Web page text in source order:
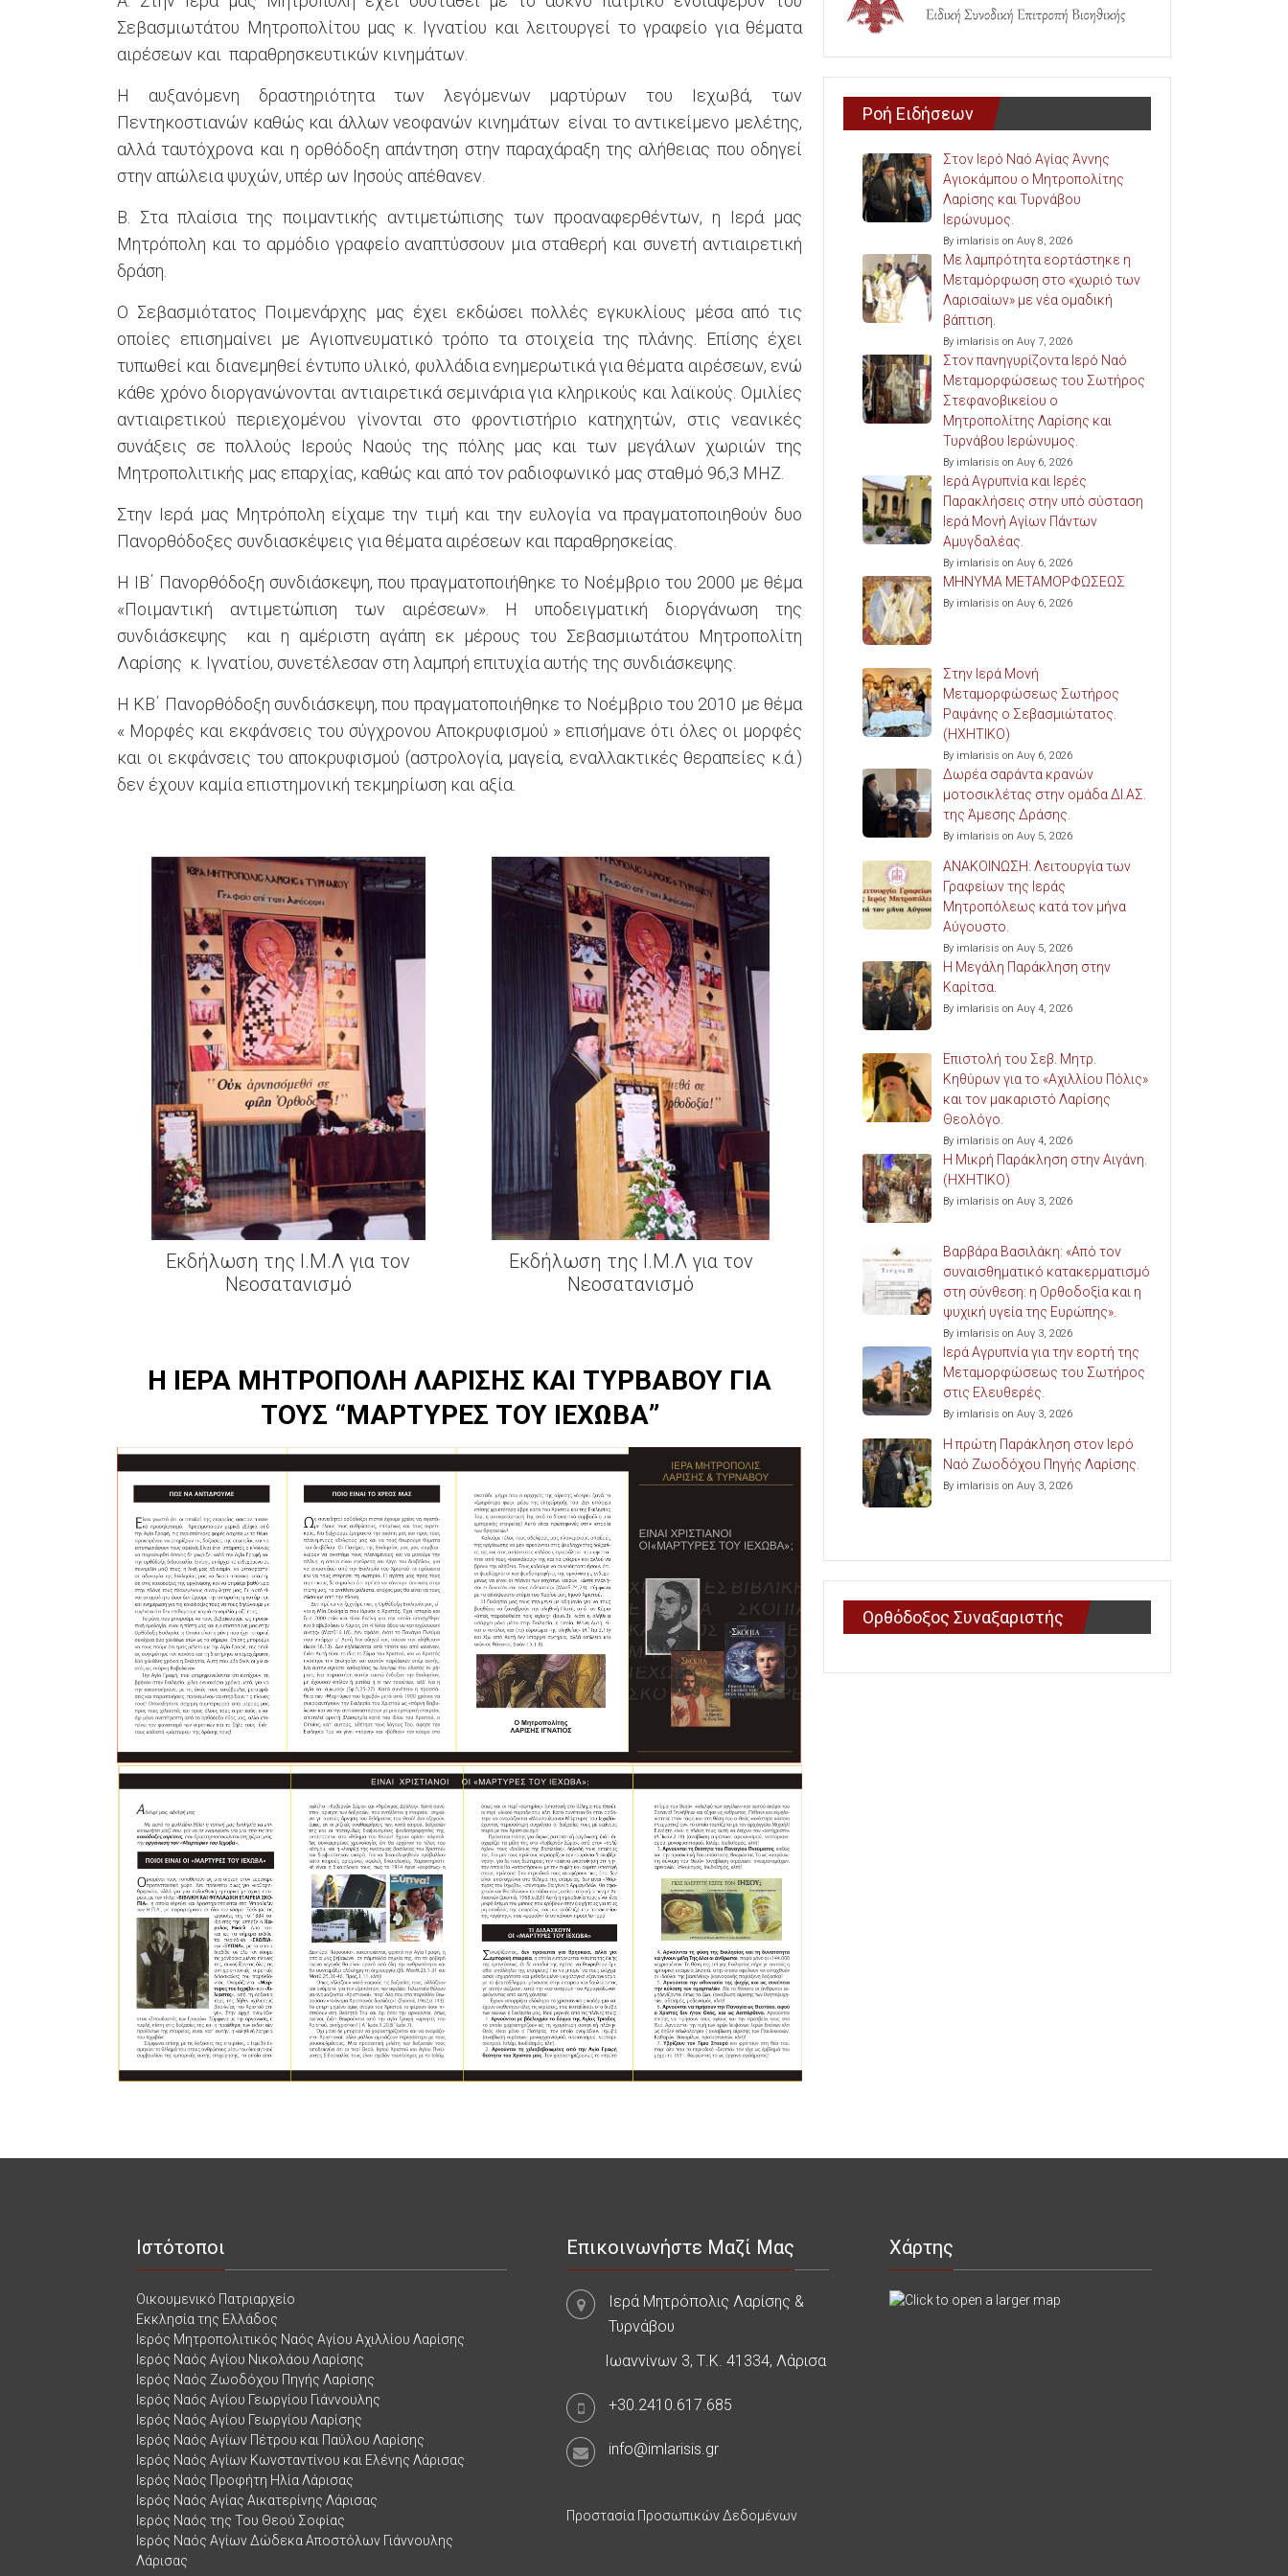
Σεβασμιωτάτου Μητροπολίτου μας κ. Ιγνατίου και λειτουργεί το γραφείο για θέματα
αιρέσεων και παραθρησκευτικών κινημάτων.
Η αυξανόμενη δραστηριότητα των λεγόμενων μαρτύρων του Ιεχωβά, των
Πεντηκοστιανών καθώς και άλλων νεοφανών κινημάτων είναι το αντικείμενο μελέτης,
αλλά ταυτόχρονα και η ορθόδοξη απάντηση στην παραχάραξη της αλήθειας που οδηγεί
στην απώλεια ψυχών, υπέρ ων Ιησούς απέθανεν.
Β. Στα πλαίσια της ποιμαντικής αντιμετώπισης των προαναφερθέντων, η Ιερά μας
Μητρόπολη και το αρμόδιο γραφείο αναπτύσσουν μια σταθερή και συνετή αντιαιρετική
δράση.
Ο Σεβασμιότατος Ποιμενάρχης μας έχει εκδώσει πολλές εγκυκλίους μέσα από τις
οποίες επισημαίνει με Αγιοπνευματικό τρόπο τα στοιχεία της πλάνης. Επίσης έχει
τυπωθεί και διανεμηθεί έντυπο υλικό, φυλλάδια ενημερωτικά για θέματα αιρέσεων, ενώ
κάθε χρόνο διοργανώνονται αντιαιρετικά σεμινάρια για κληρικούς και λαϊκούς. Ομιλίες
αντιαιρετικού περιεχομένου γίνονται στο φροντιστήριο κατηχητών, στις νεανικές
συνάξεις σε πολλούς Ιερούς Ναούς της πόλης μας και των μεγάλων χωριών της
Μητροπολιτικής μας επαρχίας, καθώς και από τον ραδιοφωνικό μας σταθμό 96,3 MHZ.
Στην Ιερά μας Μητρόπολη είχαμε την τιμή και την ευλογία να πραγματοποιηθούν δυο
Πανορθόδοξες συνδιασκέψεις για θέματα αιρέσεων και παραθρησκείας.
Η ΙΒ΄ Πανορθόδοξη συνδιάσκεψη, που πραγματοποιήθηκε το Νοέμβριο του 2000 με θέμα
«Ποιμαντική αντιμετώπιση των αιρέσεων». Η υποδειγματική διοργάνωση της
συνδιάσκεψης και η αμέριστη αγάπη εκ μέρους του Σεβασμιωτάτου Μητροπολίτη
Λαρίσης κ. Ιγνατίου, συνετέλεσαν στη λαμπρή επιτυχία αυτής της συνδιάσκεψης.
Η ΚΒ΄ Πανορθόδοξη συνδιάσκεψη, που πραγματοποιήθηκε το Νοέμβριο του 2010 με θέμα
« Μορφές και εκφάνσεις του σύγχρονου Αποκρυφισμού » επισήμανε ότι όλες οι μορφές
και οι εκφάνσεις του αποκρυφισμού (αστρολογία, μαγεία, εναλλακτικές θεραπείες κ.ά.)
δεν έχουν καμία επιστημονική τεκμηρίωση και αξία.
Εκδήλωση της Ι.Μ.Λ για τον
Νεοσατανισμό
Εκδήλωση της Ι.Μ.Λ για τον
Νεοσατανισμό
Η ΙΕΡΑ ΜΗΤΡΟΠΟΛΗ ΛΑΡΙΣΗΣ ΚΑΙ ΤΥΡΒΑΒΟΥ ΓΙΑ
ΤΟΥΣ “ΜΑΡΤΥΡΕΣ ΤΟΥ ΙΕΧΩΒΑ”
Ροή Ειδήσεων
Στον Ιερό Ναό Αγίας Άννης
Αγιοκάμπου ο Μητροπολίτης
Λαρίσης και Τυρνάβου
Ιερώνυμος.
By imlarisis on Αυγ 8, 2026
Με λαμπρότητα εορτάστηκε η
Μεταμόρφωση στο «χωριό των
Λαρισαίων» με νέα ομαδική
βάπτιση.
By imlarisis on Αυγ 7, 2026
Στον πανηγυρίζοντα Ιερό Ναό
Μεταμορφώσεως του Σωτήρος
Στεφανοβικείου ο
Μητροπολίτης Λαρίσης και
Τυρνάβου Ιερώνυμος.
By imlarisis on Αυγ 6, 2026
Ιερά Αγρυπνία και Ιερές
Παρακλήσεις στην υπό σύσταση
Ιερά Μονή Αγίων Πάντων
Αμυγδαλέας.
By imlarisis on Αυγ 6, 2026
ΜΗΝΥΜΑ ΜΕΤΑΜΟΡΦΩΣΕΩΣ
By imlarisis on Αυγ 6, 2026
Στην Ιερά Μονή
Μεταμορφώσεως Σωτήρος
Ραψάνης ο Σεβασμιώτατος.
(ΗΧΗΤΙΚΟ)
By imlarisis on Αυγ 6, 2026
Δωρέα σαράντα κρανών
μοτοσικλέτας στην ομάδα ΔΙ.ΑΣ.
της Άμεσης Δράσης.
By imlarisis on Αυγ 5, 2026
ΑΝΑΚΟΙΝΩΣΗ: Λειτουργία των
Γραφείων της Ιεράς
Μητροπόλεως κατά τον μήνα
Αύγουστο.
By imlarisis on Αυγ 5, 2026
Η Μεγάλη Παράκληση στην
Καρίτσα.
By imlarisis on Αυγ 4, 2026
Επιστολή του Σεβ. Μητρ.
Κηθύρων για το «Αχιλλίου Πόλις»
και τον μακαριστό Λαρίσης
Θεολόγο.
By imlarisis on Αυγ 4, 2026
Η Μικρή Παράκληση στην Αιγάνη.
(ΗΧΗΤΙΚΟ)
By imlarisis on Αυγ 3, 2026
Βαρβάρα Βασιλάκη: «Από τον
συναισθηματικό κατακερματισμό
στη σύνθεση: η Ορθοδοξία και η
ψυχική υγεία της Ευρώπης».
By imlarisis on Αυγ 3, 2026
Ιερά Αγρυπνία για την εορτή της
Μεταμορφώσεως του Σωτήρος
στις Ελευθερές.
By imlarisis on Αυγ 3, 2026
Η πρώτη Παράκληση στον Ιερό
Ναό Ζωοδόχου Πηγής Λαρίσης.
By imlarisis on Αυγ 3, 2026
Ορθόδοξος Συναξαριστής
Ιστότοποι
Οικουμενικό Πατριαρχείο
Εκκλησία της Ελλάδος
Ιερός Μητροπολιτικός Ναός Αγίου Αχιλλίου Λαρίσης
Ιερός Ναός Αγίου Νικολάου Λαρίσης
Ιερός Ναός Ζωοδόχου Πηγής Λαρίσης
Ιερός Ναός Αγίου Γεωργίου Γιάννουλης
Ιερός Ναός Αγίου Γεωργίου Λαρίσης
Ιερός Ναός Αγίων Πέτρου και Παύλου Λαρίσης
Ιερός Ναός Αγίων Κωνσταντίνου και Ελένης Λάρισας
Ιερός Ναός Προφήτη Ηλία Λάρισας
Ιερός Ναός Αγίας Αικατερίνης Λάρισας
Ιερός Ναός της Του Θεού Σοφίας
Ιερός Ναός Αγίων Δώδεκα Αποστόλων Γιάννουλης
Λάρισας
Επικοινωνήστε Μαζί Μας
Ιερά Μητρόπολις Λαρίσης &
Τυρνάβου
Ιωαννίνων 3, Τ.Κ. 41334, Λάρισα
+30.2410.617.685
info@imlarisis.gr
Προστασία Προσωπικών Δεδομένων
Χάρτης